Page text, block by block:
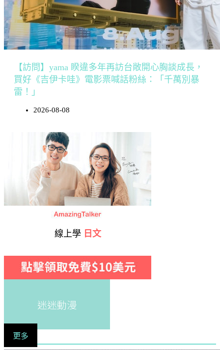
【訪問】yama 睽違多年再訪台敞開心胸談成長，
買好《吉伊卡哇》電影票喊話粉絲：「千萬別暴
雷！」
2026-08-08
線上學 日文
迷迷動漫
更多